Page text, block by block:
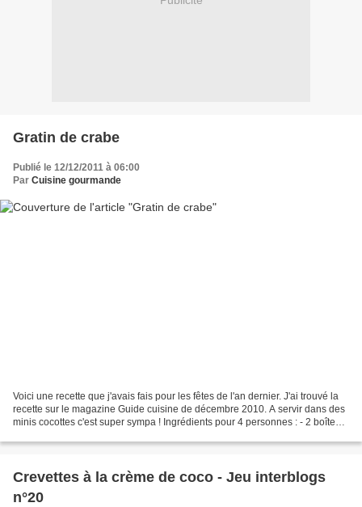
Gratin de crabe
Publié le 12/12/2011 à 06:00
Par Cuisine gourmande
Voici une recette que j'avais fais pour les fêtes de l'an dernier. J'ai trouvé la
recette sur le magazine Guide cuisine de décembre 2010. A servir dans des
minis cocottes c'est super sympa ! Ingrédients pour 4 personnes : - 2 boîtes
Crevettes à la crème de coco - Jeu interblogs
n°20